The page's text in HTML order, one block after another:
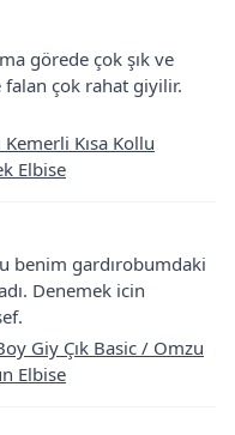
görede çok şık ve
falan çok rahat giyilir.
Kısa Kollu
Elbise
benim gardırobumdaki
Denemek icin
Giy Çık Basic / Omzu
Elbise